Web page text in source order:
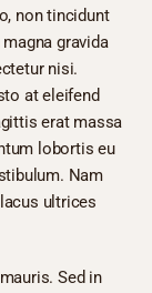
non tincidunt
gravida
nisi.
at eleifend
erat massa
lobortis eu
Nam
ultrices
Sed in